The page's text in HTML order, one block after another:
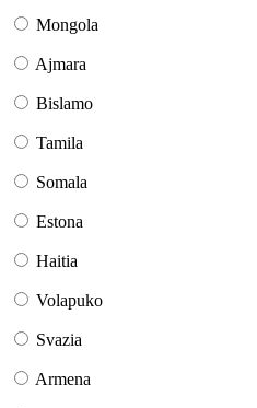
Mongola
Ajmara
Bislamo
Tamila
Somala
Estona
Haitia
Volapuko
Svazia
Armena